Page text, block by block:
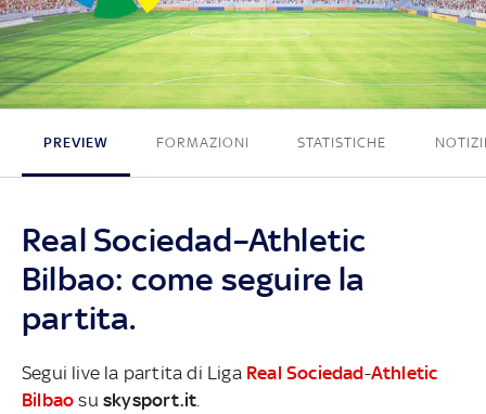
3 - 1
PREVIEW FORMAZIONI STATISTICHE
Real Sociedad–Athletic
Bilbao: come seguire la
partita.
Segui live la partita di Liga Real Sociedad-Athletic
Bilbao suskysport.it